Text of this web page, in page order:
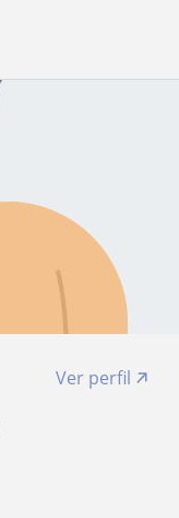
Ver perfil